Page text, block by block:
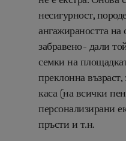
несигурност,
ангажираността на
забравено- дали
семки на
преклонна
каса (на всички
персонализирани
пръсти и т.н.